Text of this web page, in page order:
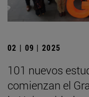
02 | 09 | 2025
101 nuevos
comienzan el